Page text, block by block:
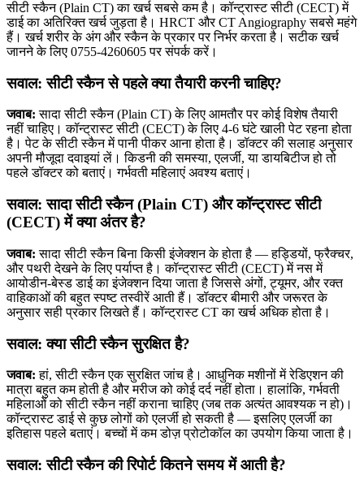
सीटी स्कैन (Plain CT) का खर्च सबसे कम है। कॉन्ट्रास्ट सीटी (CECT) में
डाई का अतिरिक्त खर्च जुड़ता है। HRCT और CT Angiography सबसे महंगे
हैं। खर्च शरीर के अंग और स्कैन के प्रकार पर निर्भर करता है। सटीक खर्च
जानने के लिए 0755-4260605 पर संपर्क करें।
सवाल: सीटी स्कैन से पहले क्या तैयारी करनी चाहिए?
जवाब: सादा सीटी स्कैन (Plain CT) के लिए आमतौर पर कोई विशेष तैयारी
नहीं चाहिए। कॉन्ट्रास्ट सीटी (CECT) के लिए 4-6 घंटे खाली पेट रहना होता
है। पेट के सीटी स्कैन में पानी पीकर आना होता है। डॉक्टर की सलाह अनुसार
अपनी मौजूदा दवाइयां लें। किडनी की समस्या, एलर्जी, या डायबिटीज हो तो
पहले डॉक्टर को बताएं। गर्भवती महिलाएं अवश्य बताएं।
सवाल: सादा सीटी स्कैन (Plain CT) और कॉन्ट्रास्ट सीटी
(CECT) में क्या अंतर है?
जवाब: सादा सीटी स्कैन बिना किसी इंजेक्शन के होता है — हड्डियों, फ्रैक्चर,
और पथरी देखने के लिए पर्याप्त है। कॉन्ट्रास्ट सीटी (CECT) में नस में
आयोडीन-बेस्ड डाई का इंजेक्शन दिया जाता है जिससे अंगों, ट्यूमर, और रक्त
वाहिकाओं की बहुत स्पष्ट तस्वीरें आती हैं। डॉक्टर बीमारी और जरूरत के
अनुसार सही प्रकार लिखते हैं। कॉन्ट्रास्ट CT का खर्च अधिक होता है।
सवाल: क्या सीटी स्कैन सुरक्षित है?
जवाब: हां, सीटी स्कैन एक सुरक्षित जांच है। आधुनिक मशीनों में रेडिएशन की
मात्रा बहुत कम होती है और मरीज को कोई दर्द नहीं होता। हालांकि, गर्भवती
महिलाओं को सीटी स्कैन नहीं कराना चाहिए (जब तक अत्यंत आवश्यक न हो)।
कॉन्ट्रास्ट डाई से कुछ लोगों को एलर्जी हो सकती है — इसलिए एलर्जी का
इतिहास पहले बताएं। बच्चों में कम डोज़ प्रोटोकॉल का उपयोग किया जाता है।
सवाल: सीटी स्कैन की रिपोर्ट कितने समय में आती है?